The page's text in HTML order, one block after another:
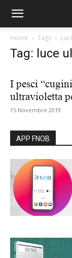
Home Tags
Tag: luce
I pesci
ultravioletta
15 Novembre 2019
APP FNOB